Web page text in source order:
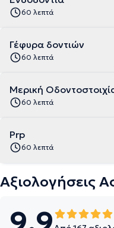
60 λεπτά
Γέφυρα δοντιών
60 λεπτά
Μερική
60 λεπτά
Prp
60 λεπτά
Αξιολογήσεις